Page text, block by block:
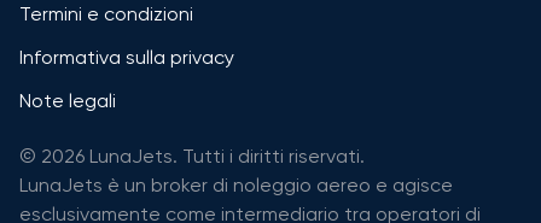
Termini e condizioni
Informativa sulla privacy
Note legali
© 2026 LunaJets. Tutti i diritti riservati.
LunaJets è un broker di noleggio aereo e agisce
esclusivamente come intermediario tra operatori di